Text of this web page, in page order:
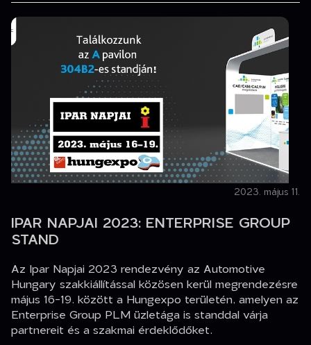
2023. május 11.
IPAR NAPJAI 2023: ENTERPRISE GROUP
STAND
Az Ipar Napjai 2023 rendezvény az Automotive
Hungary szakkiállítással közösen kerül megrendezésre
május 16-19. között a Hungexpo területén, amelyen az
Enterprise Group PLM üzletága is standdal várja
partnereit és a szakmai érdeklődőket.